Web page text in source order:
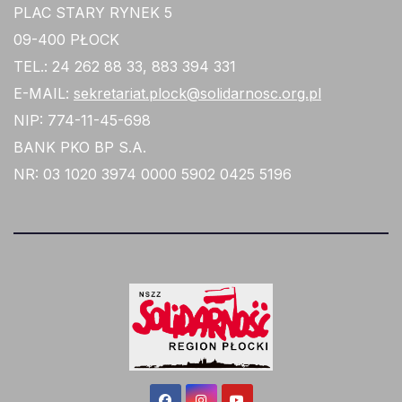
PLAC STARY RYNEK 5
09-400 PŁOCK
TEL.: 24 262 88 33, 883 394 331
E-MAIL: sekretariat.plock@solidarnosc.org.pl
NIP: 774-11-45-698
BANK PKO BP S.A.
NR: 03 1020 3974 0000 5902 0425 5196